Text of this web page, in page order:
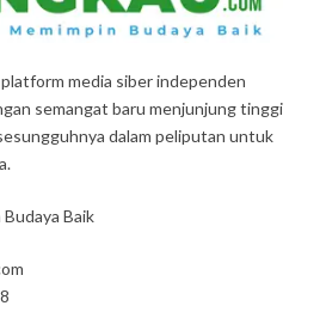
media siber independen
semangat baru menjunjung tinggi
dalam peliputan untuk
Baik